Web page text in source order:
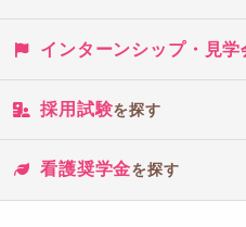
インターンシップ・見学
採用試験を探す
看護奨学金を探す